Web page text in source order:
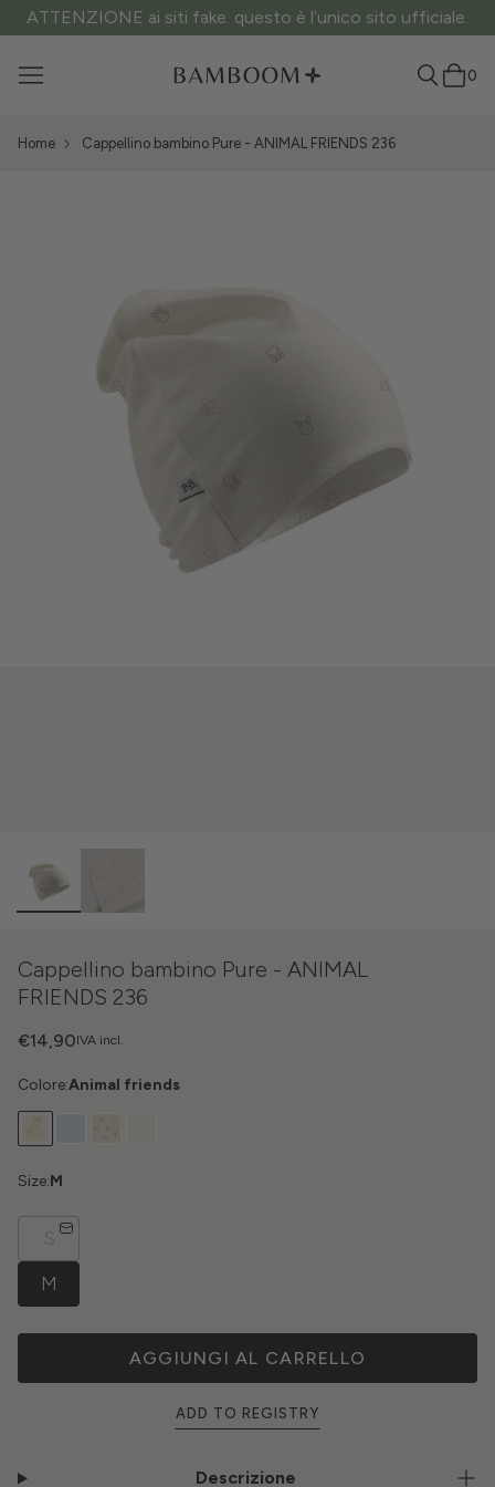
ATTENZIONE ai siti fake: questo è l’unico sito ufficiale.
0
Home Cappellino bambino Pure - ANIMAL FRIENDS 236
Cappellino bambino Pure - ANIMAL
FRIENDS 236
IVA incl.
€14,90
Colore:Animal friends
Size:M
S
M
AGGIUNGI AL CARRELLO
ADD TO REGISTRY
Descrizione